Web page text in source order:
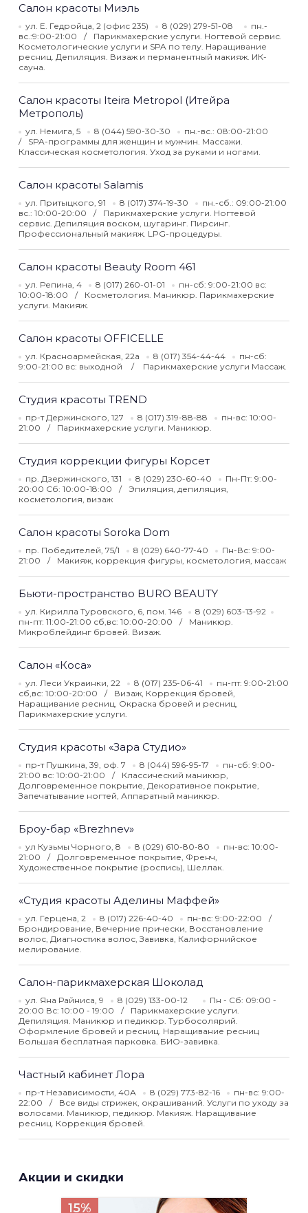
Салон красоты Миэль
ул. Е. Гедройца, 2 (офис 235) 8 (029) 279-51-08
пн.-
вс.:9:00-21:00
Парикмахерские услуги. Ногтевой сервис.
Косметологические услуги и SPA по телу. Наращивание
ресниц. Депиляция. Визаж и перманентный макияж. ИК-
сауна.
Салон красоты Iteira Metropol (Итейра
Метрополь)
ул. Немига, 5 8 (044) 590-30-30
пн.-вс.: 08:00-21:00
SPA-программы для женщин и мужчин. Массажи.
Классическая косметология. Уход за руками и ногами.
Салон красоты Salamis
ул. Притыцкого, 91 8 (017) 374-19-30
пн.-сб.: 09:00-21:00
вс.: 10:00-20:00
Парикмахерские услуги. Ногтевой
сервис. Депиляция воском, шугаринг. Пирсинг.
Профессиональный макияж. LPG-процедуры.
Салон красоты Beauty Room 461
ул. Репина, 4 8 (017) 260-01-01
пн-сб: 9:00-21:00 вс:
10:00-18:00
Косметология. Маникюр. Парикмахерские
услуги. Макияж.
Салон красоты OFFICELLE
ул. Красноармейская, 22а 8 (017) 354-44-44
пн-сб:
9:00-21:00 вс: выходной
Парикмахерские услуги Массаж.
Студия красоты TREND
пр-т Держинского, 127 8 (017) 319-88-88
пн-вс: 10:00-
21:00
Парикмахерские услуги. Маникюр.
Студия коррекции фигуры Корсет
пр. Дзержинского, 131 8 (029) 230-60-40
Пн-Пт: 9:00-
20:00 Сб: 10:00-18:00
Эпиляция, депиляция,
косметология, визаж
Салон красоты Soroka Dom
пр. Победителей, 75/1 8 (029) 640-77-40
Пн-Вс: 9:00-
21:00
Макияж, коррекция фигуры, косметология, массаж
Бьюти-пространство BURO BEAUTY
ул. Кирилла Туровского, 6, пом. 146
8 (029) 603-13-92
пн-пт: 11:00-21:00 сб,вс: 10:00-20:00
Маникюр.
Микроблейдинг бровей. Визаж.
Салон «Коса»
ул. Леси Украинки, 22 8 (017) 235-06-41
пн-пт: 9:00-21:00
сб,вс: 10:00-20:00
Визаж, Коррекция бровей,
Наращивание ресниц, Окраска бровей и ресниц,
Парикмахерские услуги.
Cтудия красоты «Зара Студио»
пр-т Пушкина, 39, оф. 7 8 (044) 596-95-17
пн-сб: 9:00-
21:00 вс: 10:00-21:00
Классический маникюр,
Долговременное покрытие, Декоративное покрытие,
Запечатывание ногтей, Аппаратный маникюр.
Броу-бар «Brezhnev»
ул Кузьмы Чорного, 8 8 (029) 610-80-80
пн-вс: 10:00-
21:00
Долговременное покрытие, Френч,
Художественное покрытие (роспись), Шеллак.
«Студия красоты Аделины Маффей»
ул. Герцена, 2 8 (017) 226-40-40
пн-вс: 9:00-22:00
Брондирование, Вечерние прически, Восстановление
волос, Диагностика волос, Завивка, Калифорнийское
мелирование.
Салон-парикмахерская Шоколад
ул. Яна Райниса, 9 8 (029) 133-00-12
Пн - Сб: 09:00 -
20:00 Вс: 10:00 - 19:00
Парикмахерские услуги.
Депиляция. Маникюр и педикюр. Турбосолярий.
Оформление бровей и ресниц. Наращивание ресниц
Большая бесплатная парковка. БИО-завивка.
Частный кабинет Лора
пр-т Независимости, 40А 8 (029) 773-82-16
пн-вс: 9:00-
22:00
Все виды стрижек, окрашиваний. Услуги по уходу за
волосами. Маникюр, педикюр. Макияж. Наращивание
ресниц. Коррекция бровей.
Акции и скидки
15%